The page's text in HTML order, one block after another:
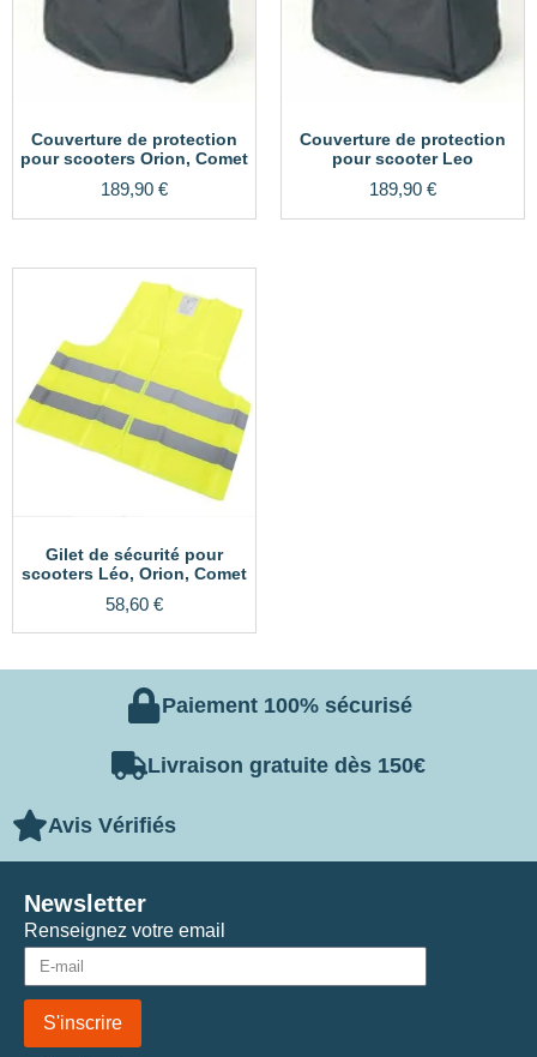
Couverture de protection
pour scooters Orion, Comet
189,90 €
Couverture de protection
pour scooter Leo
189,90 €
Gilet de sécurité pour
scooters Léo, Orion, Comet
58,60 €
Paiement 100% sécurisé
Livraison gratuite dès 150€
Avis Vérifiés
Renseignez votre email
S'inscrire
Newsletter